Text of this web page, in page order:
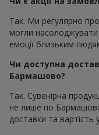
Так. Ми регулярно
могли насолоджувати
емоції близьким
Чи доступна
Бармашово?
Так. Сувенірна
не лише по
доставки та вартість